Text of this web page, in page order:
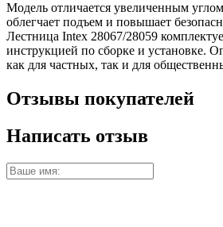
Модель отличается увеличенным
облегчает подъем и повышает
Лестница Intex 28067/28059
инструкцией по сборке и установке.
как для частных, так и для
Отзывы покупателей
Написать отзыв